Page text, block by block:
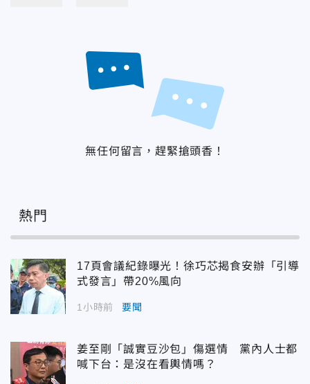
無任何留言，趕緊搶頭香！
熱門
17頁會議紀錄曝光！徐巧芯揭食安辦「引導
式發言」帶20%風向
1小時前 要聞
姜至剛「誠實豆沙包」傷選情 黨內人士都
喊下台：是沒在看輿情嗎？